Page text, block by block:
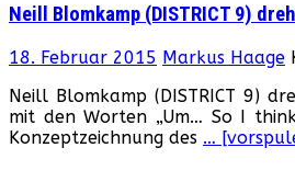
Neill Blomkamp (DISTRICT 9)
18. Februar 2015 Markus Haage
Neill Blomkamp (DISTRICT 9)
mit den Worten „Um… So I
Konzeptzeichnung des …